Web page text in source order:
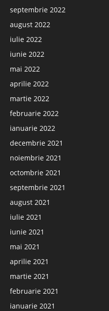
septembrie 2022
august 2022
iulie 2022
iunie 2022
mai 2022
aprilie 2022
martie 2022
februarie 2022
ianuarie 2022
decembrie 2021
noiembrie 2021
octombrie 2021
septembrie 2021
august 2021
iulie 2021
iunie 2021
mai 2021
aprilie 2021
martie 2021
februarie 2021
ianuarie 2021